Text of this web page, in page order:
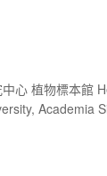
心 植物標本館
Academia